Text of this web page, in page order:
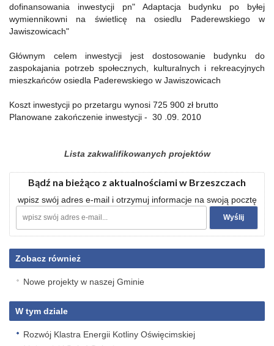
dofinansowania inwestycji pn" Adaptacja budynku po byłej
wymiennikowni na świetlicę na osiedlu Paderewskiego w
Jawiszowicach"
Głównym celem inwestycji jest dostosowanie budynku do
zaspokajania potrzeb społecznych, kulturalnych i rekreacyjnych
mieszkańców osiedla Paderewskiego w Jawiszowicach
Koszt inwestycji po przetargu wynosi 725 900 zł brutto
Planowane zakończenie inwestycji - 30 .09. 2010
Lista zakwalifikowanych projektów
Bądź na bieżąco z aktualnościami w Brzeszczach
wpisz swój adres e-mail i otrzymuj informacje na swoją pocztę
Zobacz również
Nowe projekty w naszej Gminie
W tym dziale
Rozwój Klastra Energii Kotliny Oświęcimskiej